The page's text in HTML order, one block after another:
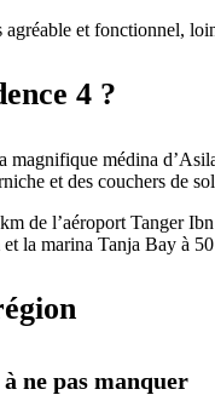
et fonctionnel,
4 ?
médina
et des couchers de
de l’aéroport Tanger
la marina Tanja Bay à
ne pas manquer